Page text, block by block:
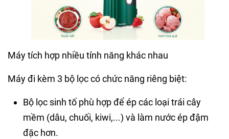
Máy tích hợp nhiều tính năng khác nhau
Máy đi kèm 3 bộ lọc có chức năng riêng biệt:
Bộ lọc sinh tố phù hợp để ép các loại trái cây
mềm (dâu, chuối, kiwi,...) và làm nước ép đậm
đặc hơn.